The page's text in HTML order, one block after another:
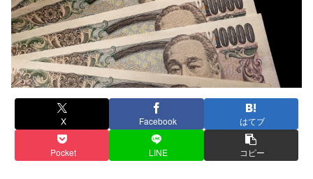
X Facebook はてブ
Pocket LINE コピー